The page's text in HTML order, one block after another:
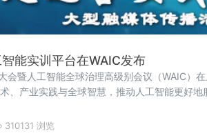
能实训平台在WAIC发布
暨人工智能全球治理高级别会议（WAIC）
、产业实践与全球智慧，推动人工智能更好地
310131 浏览